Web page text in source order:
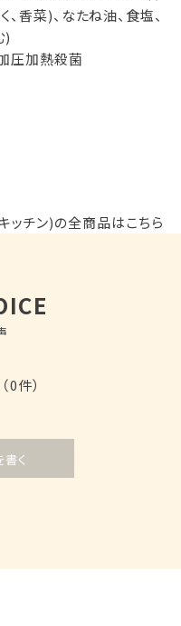
香菜)、なたね油、食塩、
)
圧加熱殺菌
チン)の全商品はこちら
（0件）
く